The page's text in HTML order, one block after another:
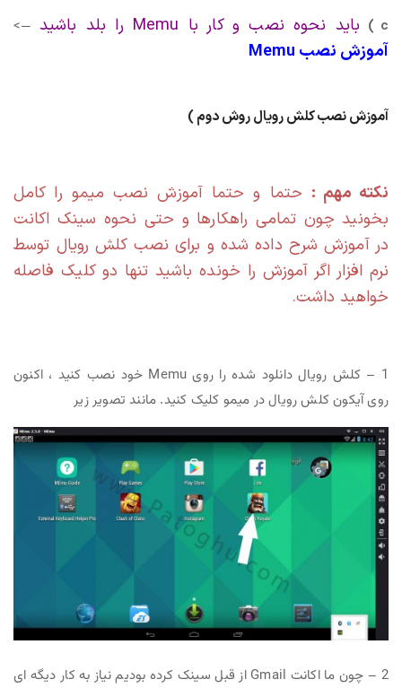
c ) باید نحوه نصب و کار با Memu را بلد باشید —>
آموزش نصب Memu
آموزش نصب کلش رویال روش دوم )
نکته مهم : حتما و حتما آموزش نصب میمو را کامل
بخونید چون تمامی راهکارها و حتی نحوه سینک اکانت
در آموزش شرح داده شده و برای نصب کلش رویال توسط
نرم افزار اگر آموزش را خونده باشید تنها دو کلیک فاصله
خواهید داشت.
1 – کلش رویال دانلود شده را روی Memu خود نصب کنید ، اکنون
روی آیکون کلش رویال در میمو کلیک کنید. مانند تصویر زیر
2 – چون ما اکانت Gmail از قبل سینک کرده بودیم نیاز به کار دیگه ای